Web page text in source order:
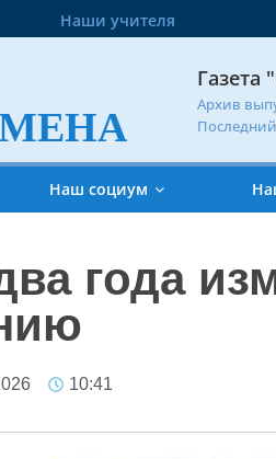
Наши учителя
Газета
Архив
Наш социум
года
10:41